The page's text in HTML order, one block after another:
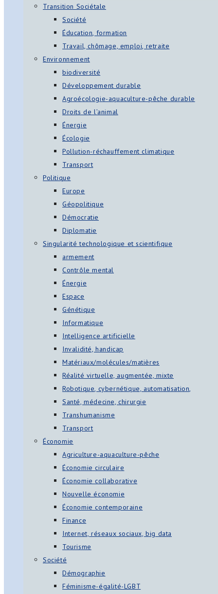
Transition Sociétale
Société
Éducation, formation
Travail, chômage, emploi, retraite
Environnement
biodiversité
Développement durable
Agroécologie-aquaculture-pêche durable
Droits de l’animal
Énergie
Écologie
Pollution-réchauffement climatique
Transport
Politique
Europe
Géopolitique
Démocratie
Diplomatie
Singularité technologique et scientifique
armement
Contrôle mental
Énergie
Espace
Génétique
Informatique
Intelligence artificielle
Invalidité, handicap
Matériaux/molécules/matières
Réalité virtuelle, augmentée, mixte
Robotique, cybernétique, automatisation,
Santé, médecine, chirurgie
Transhumanisme
Transport
Économie
Agriculture-aquaculture-pêche
Économie circulaire
Économie collaborative
Nouvelle économie
Économie contemporaine
Finance
Internet, réseaux sociaux, big data
Tourisme
Société
Démographie
Féminisme-égalité-LGBT